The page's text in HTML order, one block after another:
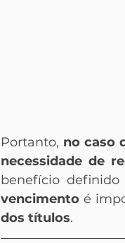
Portanto, no caso
necessidade de
benefício
vencimento é
dos títulos.